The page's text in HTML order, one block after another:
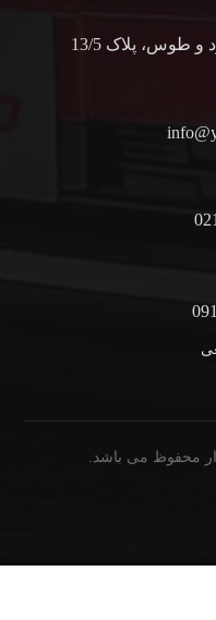
و طوس، پلاک 13/5
محفوظ می باشد.